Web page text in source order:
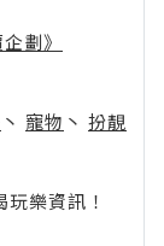
劃》
丶 寵物 丶 扮靚
樂資訊！